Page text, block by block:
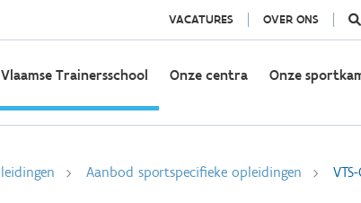
VACATURES OVER ONS
Vlaamse Trainersschool Onze centra Onze
Aanbod sportspecifieke opleidingen